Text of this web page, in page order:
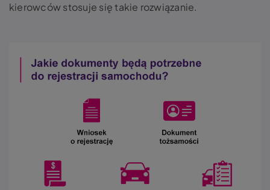
kierowców stosuje się takie rozwiązanie.